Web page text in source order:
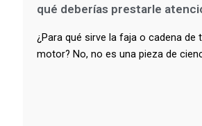
qué deberías prestarle
¿Para qué sirve la faja o cadena de
motor? No, no es una pieza de